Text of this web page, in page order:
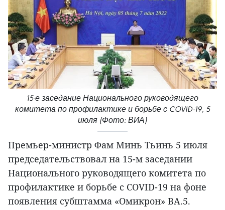
15-е заседание Национального руководящего
комитета по профилактике и борьбе с COVID-19, 5
июля (Фото: ВИА)
Премьер-министр Фам Минь Тьинь 5 июля
председательствовал на 15-м заседании
Национального руководящего комитета по
профилактике и борьбе с COVID-19 на фоне
появления субштамма «Омикрон» BA.5.